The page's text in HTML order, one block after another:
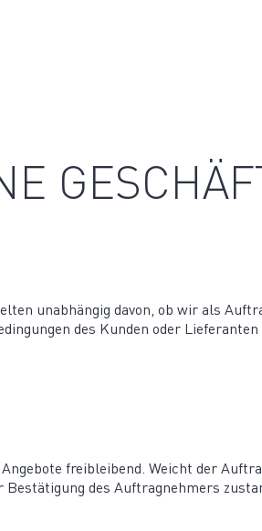
unabhängig davon, ob wir als
des Kunden oder
freibleibend. Weicht der
des Auftrag­nehmers